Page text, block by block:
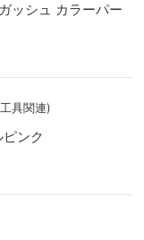
ッシュ カラーパー
具関連)
ンク